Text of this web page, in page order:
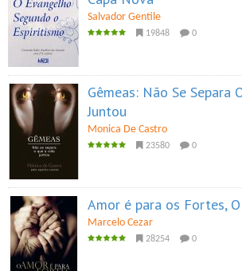
Salvador Gentile
19848 0
Gêmeas: Não Se Separa
Juntou
Monica De Castro
23580 0
Amor é para os Fortes, O
Marcelo Cezar
28254 0